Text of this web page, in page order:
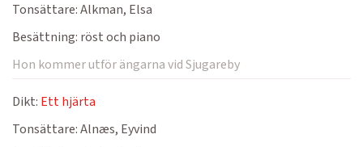
Tonsättare:Alkman, Elsa
Besättning: röst och piano
Hon kommer utför ängarna vid Sjugareby
Dikt: Ett hjärta
Tonsättare:Alnæs, Eyvind